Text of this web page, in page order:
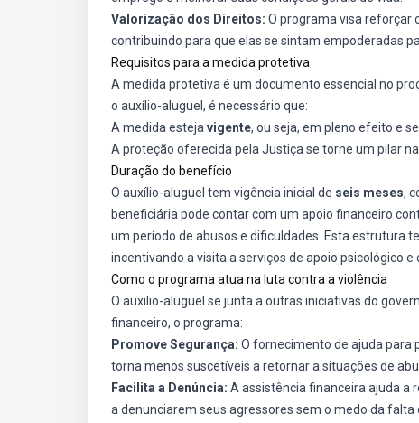
Valorização dos Direitos: O programa visa reforçar
contribuindo para que elas se sintam empoderadas
Requisitos para a medida protetiva
A medida protetiva é um documento essencial no
o auxílio-aluguel, é necessário que:
A medida esteja vigente, ou seja, em pleno efeito e
A proteção oferecida pela Justiça se torne um pilar
Duração do benefício
O auxílio-aluguel tem vigência inicial de seis meses,
beneficiária pode contar com um apoio financeiro
um período de abusos e dificuldades. Esta estrutura
incentivando a visita a serviços de apoio psicológico e
Como o programa atua na luta contra a violência
O auxilio-aluguel se junta a outras iniciativas do
financeiro, o programa:
Promove Segurança: O fornecimento de ajuda para
torna menos suscetíveis a retornar a situações de
Facilita a Denúncia: A assistência financeira ajuda a
a denunciarem seus agressores sem o medo da falta